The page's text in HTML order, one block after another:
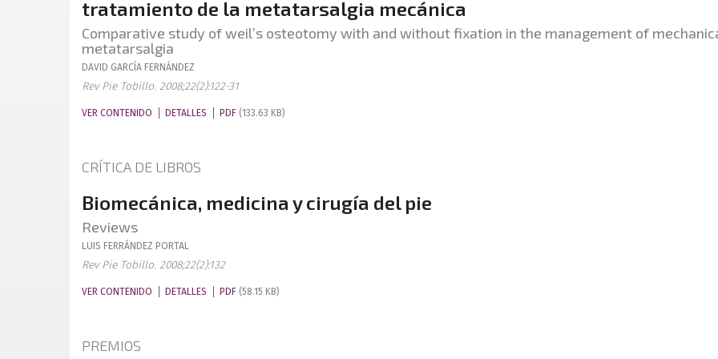
tratamiento de la metatarsalgia mecánica
Comparative study of weil’s osteotomy with and without fixation in the management of
metatarsalgia
DAVID GARCÍA FERNÁNDEZ
Rev Pie Tobillo. 2008;22(2):122-31
VER CONTENIDO DETALLES PDF (133.63 KB)
CRÍTICA DE LIBROS
Biomecánica, medicina y cirugía del pie
Reviews
LUIS FERRÁNDEZ PORTAL
Rev Pie Tobillo. 2008;22(2):132
VER CONTENIDO DETALLES PDF (58.15 KB)
PREMIOS